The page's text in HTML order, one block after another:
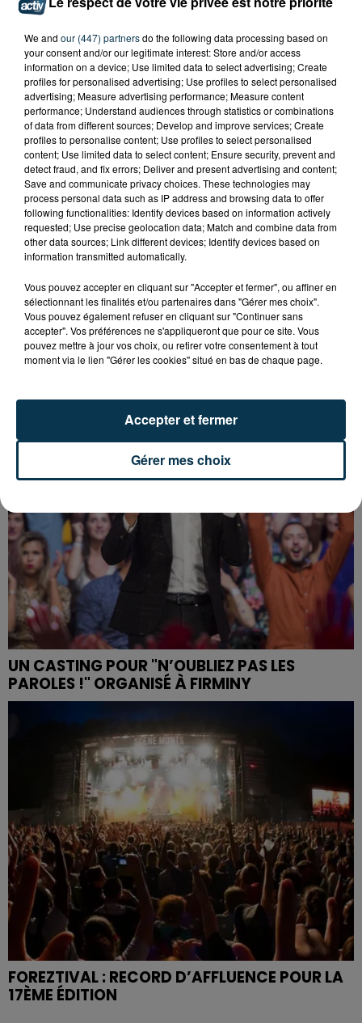
SAINT-ÉTIENNE : SANTA ET BIANCA COSTA EN
CONCERT GRATUIT CE VENDREDI
LA BOUM DÉBARQUE À SAINT-ETIENNE !
UN CASTING POUR "N’OUBLIEZ PAS LES
PAROLES !" ORGANISÉ À FIRMINY
FOREZTIVAL : RECORD D’AFFLUENCE POUR LA
17ÈME ÉDITION
We and our (447) partnersdo the following data processing based on
your consent and/or our legitimate interest: Store and/or access
information on a device; Use limited data to select advertising; Create
profiles for personalised advertising; Use profiles to select personalised
advertising; Measure advertising performance; Measure content
performance; Understand audiences through statistics or combinations
of data from different sources; Develop and improve services; Create
profiles to personalise content; Use profiles to select personalised
content; Use limited data to select content; Ensure security, prevent and
detect fraud, and fix errors; Deliver and present advertising and content;
Save and communicate privacy choices. These technologies may
process personal data such as IP address and browsing data to offer
following functionalities: Identify devices based on information actively
requested; Use precise geolocation data; Match and combine data from
other data sources; Link different devices; Identify devices based on
information transmitted automatically.
Vous pouvez accepter en cliquant sur "Accepter et fermer", ou affiner en
sélectionnant les finalités et/ou partenaires dans "Gérer mes choix".
Vous pouvez également refuser en cliquant sur "Continuer sans
accepter". Vos préférences ne s'appliqueront que pour ce site. Vous
pouvez mettre à jour vos choix, ou retirer votre consentement à tout
moment via le lien "Gérer les cookies" situé en bas de chaque page.
Gérer mes choix
Accepter et fermer